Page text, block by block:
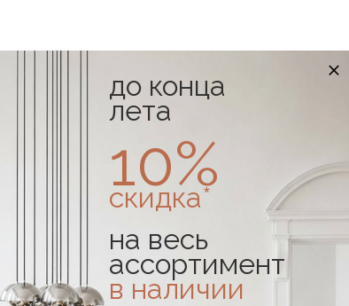
до конца
лета
10%
скидка*
на весь
ассортимент
в наличии